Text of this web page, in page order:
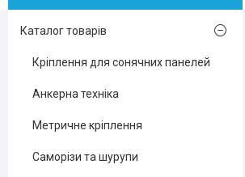
Каталог товарів
Кріплення для сонячних панелей
Анкерна техніка
Метричне кріплення
Саморізи та шурупи